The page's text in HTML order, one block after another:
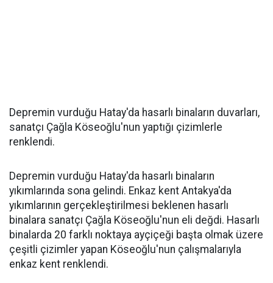
Depremin vurduğu Hatay'da hasarlı binaların duvarları,
sanatçı Çağla Köseoğlu'nun yaptığı çizimlerle
renklendi.
Depremin vurduğu Hatay'da hasarlı binaların
yıkımlarında sona gelindi. Enkaz kent Antakya'da
yıkımlarının gerçekleştirilmesi beklenen hasarlı
binalara sanatçı Çağla Köseoğlu'nun eli değdi. Hasarlı
binalarda 20 farklı noktaya ayçiçeği başta olmak üzere
çeşitli çizimler yapan Köseoğlu'nun çalışmalarıyla
enkaz kent renklendi.